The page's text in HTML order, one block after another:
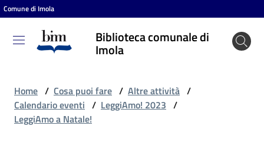
Vai al contenuto
Vai alla navigazione
Vai al footer
Comune di Imola
Biblioteca comunale di
Imola
Biblioteca
comunale
Home / Cosa puoi fare / Altre attività /
Calendario eventi / LeggiAmo! 2023 /
LeggiAmo a Natale!